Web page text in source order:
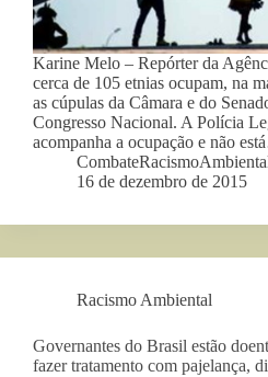
Karine Melo – Repórter da
cerca de 105 etnias ocupam, na
as cúpulas da Câmara e do
Congresso Nacional. A Polícia
acompanha a ocupação e não
16 de dezembro de 2015
Racismo Ambiental
Governantes do Brasil estão
fazer tratamento com pajelança,